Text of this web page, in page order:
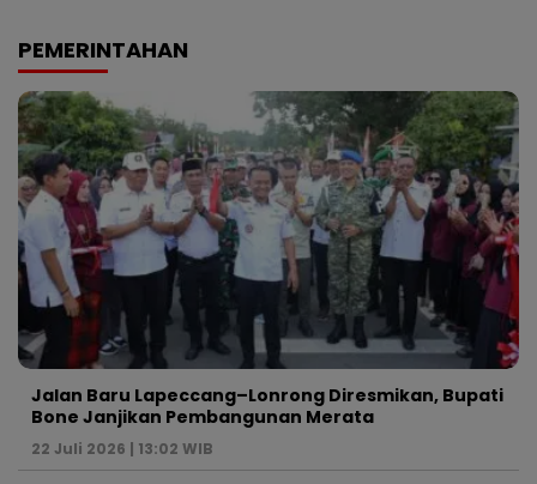
PEMERINTAHAN
Jalan Baru Lapeccang–Lonrong Diresmikan, Bupati
Bone Janjikan Pembangunan Merata
22 Juli 2026 | 13:02 WIB